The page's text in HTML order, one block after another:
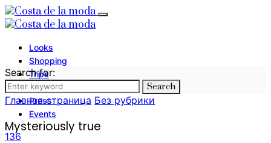
Looks
Shopping
Trips
Photography
Press
Events
136
Search for:
Search
Главная страница Без рубрики
Mysteriously true